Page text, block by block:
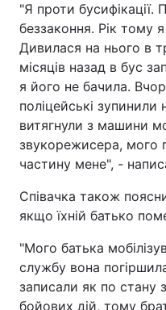
"Я проти
беззаконня. Рік тому
Дивилася на нього в
місяців назад в бус
я його не бачила.
поліцейські
витягнули з машини
звукорежисера,
частину мене", -
Співачка також
якщо їхній батько
"Мого батька
службу вона
записали як по стану
бойових дій, тому